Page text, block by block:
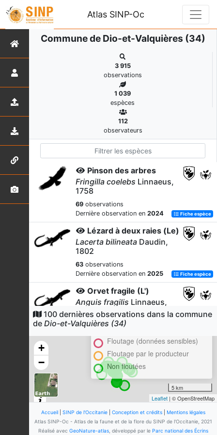
Atlas SINP-Oc
Commune de Dio-et-Valquières (34)
3 915
observations
1 039
espèces
112
observateurs
Pinson des arbres
Fringilla coelebs Linnaeus,
1758
69 observations
Dernière observation en 2024 Fiche espèce
Lézard à deux raies (Le)
Lacerta bilineata Daudin,
1802
63 observations
Dernière observation en 2025 Fiche espèce
Orvet fragile (L')
Anguis fragilis Linnaeus,
1758
62observations
Crapaud épineux (Le)
Bufo spinosus(Daudin, 1803)
observations
Dernière observation en
Fiche espèce
Chevreuil européen
Capreolus capreolus(Linnaeus,
1758)
100 dernières observations dans la commune
de Dio-et-Valquières (34)
+
−
Cluster
En attente de validation régionale
Floutage (données sensibles)
Floutage par le producteur
Non floutées
5 km
Leaflet | © OpenStreetMap
Accueil| SINP de l'Occitanie| Conception et crédits| Mentions légales
Atlas SINP-Oc - Atlas de la faune et de la flore du SINP de l'Occitanie, 2021
Réalisé avec GeoNature-atlas, développé par le Parc national des Écrins